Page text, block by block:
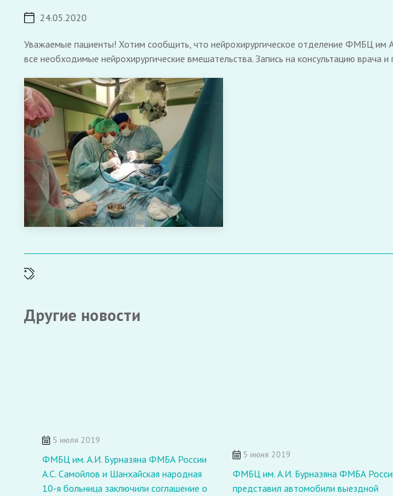
24.05.2020
Уважаемые пациенты! Хотим сообщить, что нейрохирургическое отделение ФМБЦ
все необходимые нейрохирургические вмешательства. Запись на консультацию
Другие новости
5 июля 2019
ФМБЦ им. А.И. Бурназяна ФМБА России
А.С. Самойлов и Шанхайская народная
10-я больница заключили соглашение о
5 июня 2019
ФМБЦ им. А.И. Бурназяна ФМБА
представил автомобили выездной